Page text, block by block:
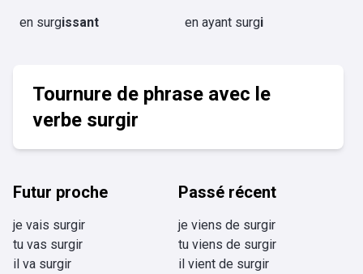
en surgissant en ayant surgi
Tournure de phrase avec le
verbe surgir
Futur proche
je vais surgir
tu vas surgir
il va surgir
Passé récent
je viens de surgir
tu viens de surgir
il vient de surgir